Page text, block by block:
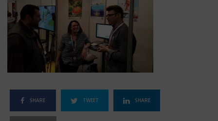
SHARE TWEET SHARE